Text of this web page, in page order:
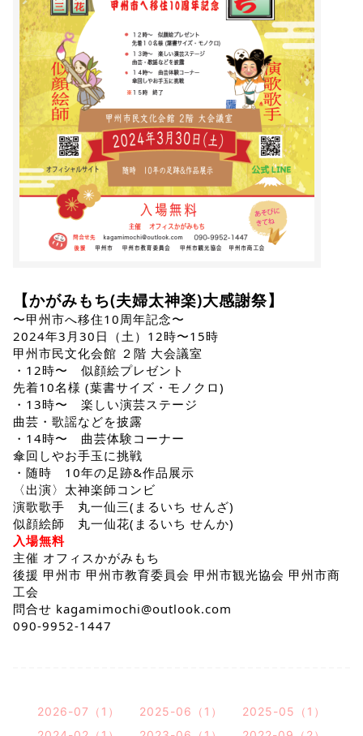
【かがみもち(夫婦太神楽)大感謝祭】
〜甲州市へ移住10周年記念〜
2024年3月30日（土）12時〜15時
甲州市民文化会館 ２階 大会議室
・12時〜 似顔絵プレゼント
先着10名様 (葉書サイズ・モノクロ)
・13時〜 楽しい演芸ステージ
曲芸・歌謡などを披露
・14時〜 曲芸体験コーナー
傘回しやお手玉に挑戦
・随時 10年の足跡&作品展示
〈出演〉太神楽師コンビ
演歌歌手 丸一仙三(まるいち せんざ)
似顔絵師 丸一仙花(まるいち せんか)
入場無料
主催 オフィスかがみもち
後援 甲州市 甲州市教育委員会 甲州市観光協会 甲州市商
工会
問合せ kagamimochi@outlook.com
090-9952-1447
2026-07（1） 2025-06（1）
2025-05（1）